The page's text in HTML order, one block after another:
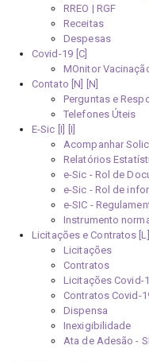
RREO | RGF
Receitas
Despesas
Covid-19
MOnitor
Contato [N]
Perguntas e
Telefones Úteis
E-Sic [I]
Acompanhar
Relatórios
e-Sic - Rol de
e-Sic - Rol de
e-SIC -
Instrumento
Licitações e Contratos [L]
Licitações
Contratos
Licitações Covid-
Contratos Covid-
Dispensa
Inexigibilidade
Ata de Adesão -